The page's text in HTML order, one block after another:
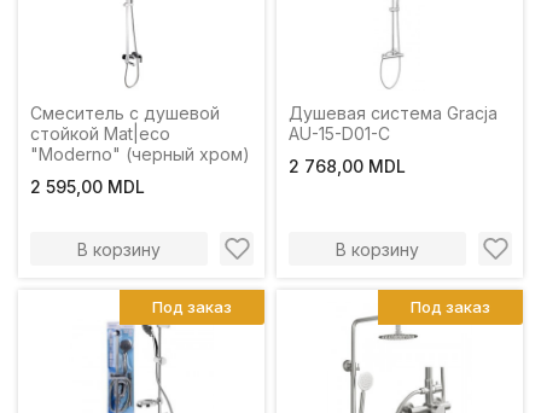
Смеситель с душевой
стойкой Mat|eco
"Moderno" (черный хром)
2 595,00 MDL
В корзину
Душевая система Gracja
AU-15-D01-C
2 768,00 MDL
В корзину
Под заказ Под заказ